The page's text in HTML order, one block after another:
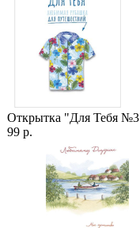
Открытка "Для Тебя
99 р.